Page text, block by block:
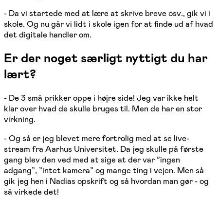
- Da vi startede med at lære at skrive breve osv., gik vi i
skole. Og nu går vi lidt i skole igen for at finde ud af hvad
det digitale handler om.
Er der noget særligt nyttigt du har
lært?
- De 3 små prikker oppe i højre side! Jeg var ikke helt
klar over hvad de skulle bruges til. Men de har en stor
virkning.
- Og så er jeg blevet mere fortrolig med at se live-
stream fra Aarhus Universitet. Da jeg skulle på første
gang blev den ved med at sige at der var ”ingen
adgang”, ”intet kamera” og mange ting i vejen. Men så
gik jeg hen i Nadias opskrift og så hvordan man gør - og
så virkede det!